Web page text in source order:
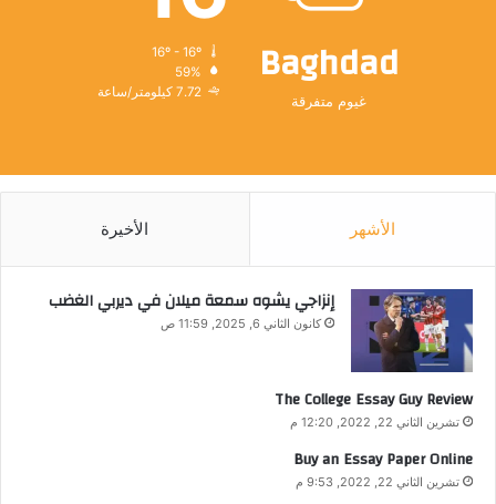
Baghdad
غيوم متفرقة
59%
7.72 كيلومتر/ساعة
الأشهر الأخيرة
إنزاجي يشوه سمعة ميلان في ديربي الغضب
كانون الثاني 6, 2025, 11:59 ص
The College Essay Guy Review
تشرين الثاني 22, 2022, 12:20 م
Buy an Essay Paper Online
تشرين الثاني 22, 2022, 9:53 م